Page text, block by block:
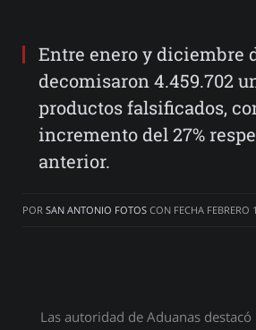
Entre enero y diciembre
decomisaron 4.459.702
productos falsificados,
incremento del 27%
anterior.
POR SAN ANTONIO FOTOS CON FECHA FEBRERO
Las autoridad de Aduanas destacó